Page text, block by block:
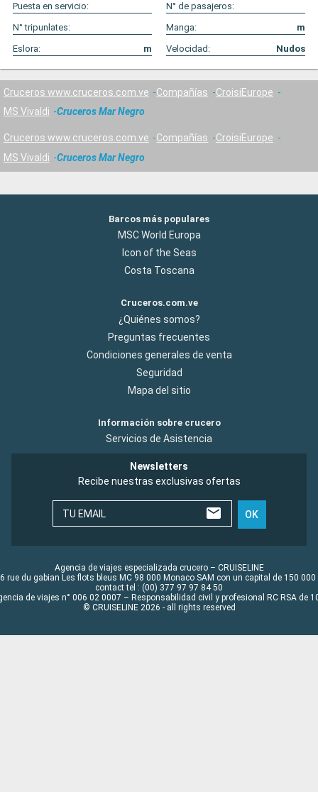
Puesta en servicio:
N° de pasajeros:
N° tripunlates:
Manga:
m
Eslora:
m Velocidad: Nudos
Cruceros www.cruceros.com.ve Compañías
CroisiEurope
MS Vivaldi
Cruceros Mar Negro
Cruceros www.cruceros.com.ve Compañías
CroisiEurope
MS Vivaldi
Cruceros Mar Negro
Barcos más populares
MSC World Europa
Icon of the Seas
Costa Toscana
Cruceros.com.ve
¿Quiénes somos?
Preguntas frecuentes
Condiciones generales de venta
Seguridad
Mapa del sitio
Información sobre crucero
Servicios de Asistencia
Newsletters
Recibe nuestras exclusivas ofertas
TU EMAIL OK
Agencia de viajes especializada crucero – CRUISELINE
rue du gabian Les flots bleus MC 98 000 Monaco SAM con un capital de 150 000
contact tel : (00) 377 97 97 84 50
de viajes n° 006 02 0007 – Responsabilidad civil y profesional RC RSA de
© CRUISELINE 2026 - all rights reserved